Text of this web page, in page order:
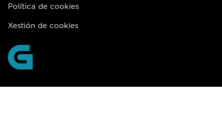
Política de cookies
Xestión de cookies